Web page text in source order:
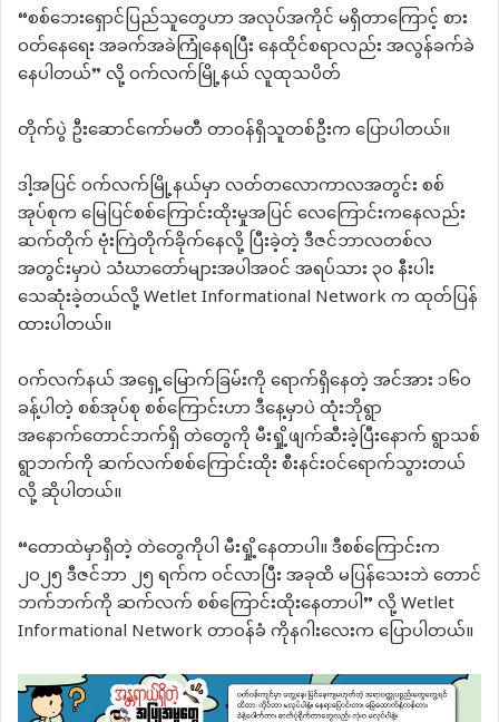
“စစ်ဘေးရှောင်ပြည်သူတွေဟာ အလုပ်အကိုင် မရှိတာကြောင့် စား
ဝတ်နေရေး အခက်အခဲကြုံနေရပြီး နေထိုင်စရာလည်း အလွန်ခက်ခဲ
နေပါတယ်” လို့ ဝက်လက်မြို့နယ် လူထုသပိတ်
တိုက်ပွဲ ဦးဆောင်ကော်မတီ တာဝန်ရှိသူတစ်ဦးက ပြောပါတယ်။
ဒါ့အပြင် ဝက်လက်မြို့နယ်မှာ လတ်တလောကာလအတွင်း စစ်
အုပ်စုက မြေပြင်စစ်ကြောင်းထိုးမှုအပြင် လေကြောင်းကနေလည်း
ဆက်တိုက် ဗုံးကြဲတိုက်ခိုက်နေလို့ ပြီးခဲ့တဲ့ ဒီဇင်ဘာလတစ်လ
အတွင်းမှာပဲ သံဃာတော်များအပါအဝင် အရပ်သား ၃၀ နီးပါး
သေဆုံးခဲ့တယ်လို့ Wetlet Informational Network က ထုတ်ပြန်
ထားပါတယ်။
ဝက်လက်နယ် အရှေ့မြောက်ခြမ်းကို ရောက်ရှိနေတဲ့ အင်အား ၁၆၀
ခန့်ပါတဲ့ စစ်အုပ်စု စစ်ကြောင်းဟာ ဒီနေ့မှာပဲ ထုံးဘိုရွာ
အနောက်တောင်ဘက်ရှိ တဲတွေကို မီးရှို့ဖျက်ဆီးခဲ့ပြီးနောက် ရွာသစ်
ရွာဘက်ကို ဆက်လက်စစ်ကြောင်းထိုး စီးနင်းဝင်ရောက်သွားတယ်
လို့ ဆိုပါတယ်။
“တောထဲမှာရှိတဲ့ တဲတွေကိုပါ မီးရှို့နေတာပါ။ ဒီစစ်ကြောင်းက
၂၀၂၅ ဒီဇင်ဘာ ၂၅ ရက်က ဝင်လာပြီး အခုထိ မပြန်သေးဘဲ တောင်
ဘက်ဘက်ကို ဆက်လက် စစ်ကြောင်းထိုးနေတာပါ” လို့ Wetlet
Informational Network တာဝန်ခံ ကိုနဂါးလေးက ပြောပါတယ်။